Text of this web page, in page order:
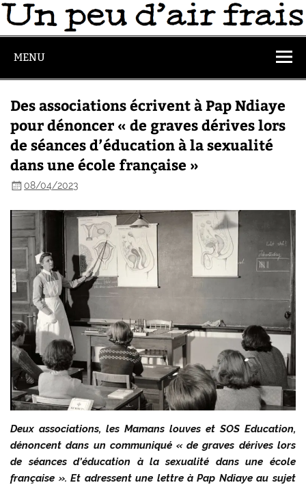
MENU
Des associations écrivent à Pap Ndiaye
pour dénoncer « de graves dérives lors
de séances d’éducation à la sexualité
dans une école française »
08/04/2023
Deux associations, les Mamans louves et SOS Education,
dénoncent dans un communiqué « de graves dérives lors
de séances d’éducation à la sexualité dans une école
française ». Et adressent une lettre à Pap Ndiaye au sujet